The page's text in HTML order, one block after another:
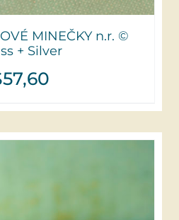
MINEČKY n.r. ©
+ Silver
57,60